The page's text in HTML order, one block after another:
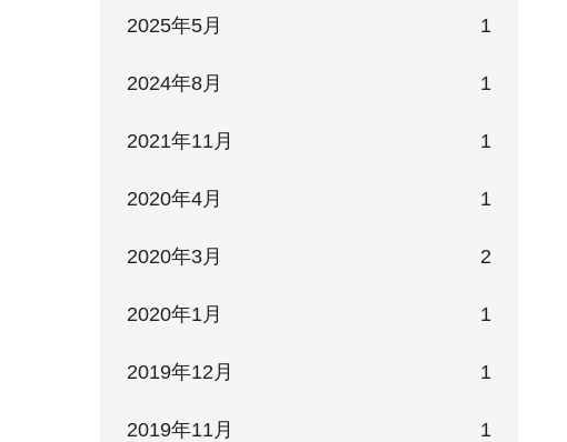
2025年5月 1
2024年8月 1
2021年11月 1
2020年4月 1
2020年3月 2
2020年1月 1
2019年12月 1
2019年11月 1